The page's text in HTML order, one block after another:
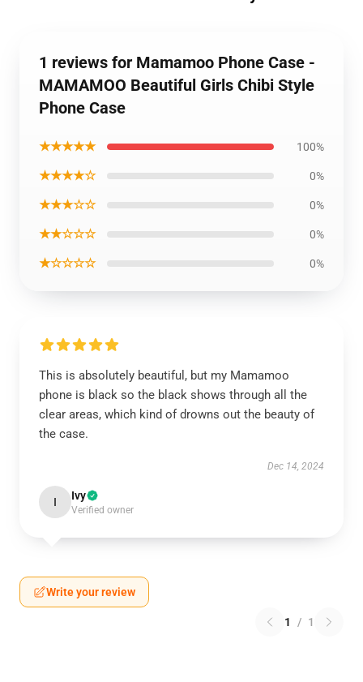
1 reviews for Mamamoo Phone Case -
MAMAMOO Beautiful Girls Chibi Style
Phone Case
★★★★★ 100%
★★★★☆ 0%
★★★☆☆ 0%
★★☆☆☆ 0%
★☆☆☆☆ 0%
This is absolutely beautiful, but my Mamamoo
phone is black so the black shows through all the
clear areas, which kind of drowns out the beauty of
the case.
Dec 14, 2024
I Ivy
Verified owner
Write your review
1 / 1